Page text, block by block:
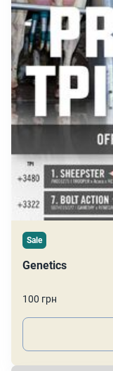
Sale
Genetics
100 грн